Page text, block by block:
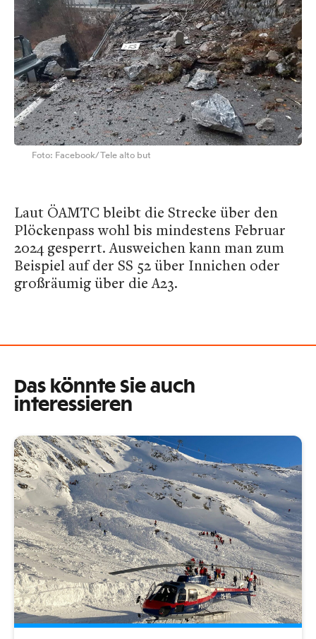
Foto: Facebook/Tele alto but
Laut ÖAMTC bleibt die Strecke über den
Plöckenpass wohl bis mindestens Februar
2024 gesperrt. Ausweichen kann man zum
Beispiel auf der SS 52 über Innichen oder
großräumig über die A23.
Das könnte Sie auch
interessieren